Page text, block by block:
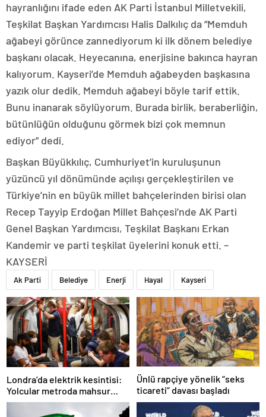
hayranlığını ifade eden AK Parti İstanbul Milletvekili,
Teşkilat Başkan Yardımcısı Halis Dalkılıç da “Memduh
ağabeyi görünce zannediyorum ki ilk dönem belediye
başkanı olacak. Heyecanına, enerjisine bakınca hayran
kalıyorum. Kayseri’de Memduh ağabeyden başkasına
yazık olur dedik. Memduh ağabeyi böyle tarif ettik.
Bunu inanarak söylüyorum. Burada birlik, beraberliğin,
bütünlüğün olduğunu görmek bizi çok memnun
ediyor” dedi.
Başkan Büyükkılıç, Cumhuriyet’in kuruluşunun
yüzüncü yıl dönümünde açılışı gerçekleştirilen ve
Türkiye’nin en büyük millet bahçelerinden birisi olan
Recep Tayyip Erdoğan Millet Bahçesi’nde AK Parti
Genel Başkan Yardımcısı, Teşkilat Başkanı Erkan
Kandemir ve parti teşkilat üyelerini konuk etti. –
KAYSERİ
Ak Parti Belediye Enerji Hayal Kayseri
Londra’da elektrik kesintisi:
Yolcular metroda mahsur
kaldı
Ünlü rapçiye yönelik “seks
ticareti” davası başladı